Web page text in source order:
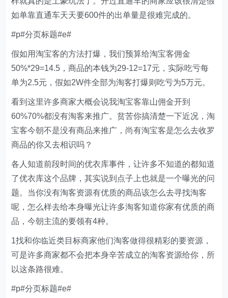
如单靠直通车天天要600件的出单量是很难完成的。
#p#分页标题#e#
假如用淘宝客的方法打爆，我们预算给淘宝客佣金
50%*29=14.5，商品的本钱为29-12=17元，实际吃亏每
单为2.5元，假如2W件全部为淘客打爆则吃亏为5万元。
看到这里许多商家大概会说我淘宝客靠山佣金开到
60%70%都没有淘客来推广。贫苦你搞清楚一下近况，淘
宝客今朝不是没有商品来推广，尚有淘宝客是怎么去收罗
商品的你又去相识吗？
各人知道前段时间的优衣库事件，让许多不知道的都知道
了优衣库这个品牌，其实说到点子上也就是一个曝光的问
题。当你没有淘客资源有优质的商品该怎么去寻找淘客
呢，怎么样去给本身曝光让许多淘客知道你家有优质的商
品，今朝主流的要领有4种。
1找和你临近类目标商家他们淘客做得很精彩的要资源，
可是许多商家都不会把本身辛苦成立的淘客资源给你，所
以这条路很难。
#p#分页标题#e#